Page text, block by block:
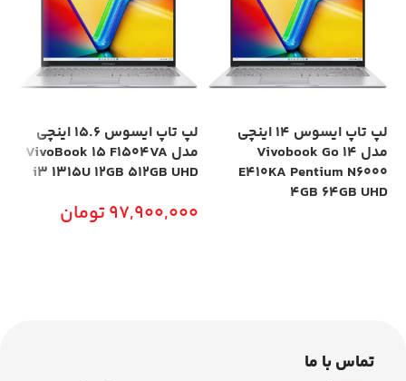
لپ تاپ ایسوس 14 اینچی
مدل Vivobook Go 14
E410KA Pentium N6000
4GB 64GB UHD
لپ تاپ ایسوس 15.6 اینچی
مدل VivoBook 15 F1504VA
i3 1315U 12GB 512GB UHD
97,900,000تومان
تماس با ما